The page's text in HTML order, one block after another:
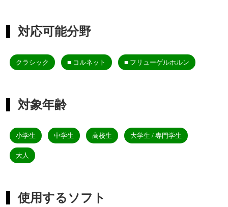
対応可能分野
クラシック ■ コルネット ■ フリューゲルホルン
対象年齢
小学生 中学生 高校生 大学生 / 専門学生
大人
使用するソフト